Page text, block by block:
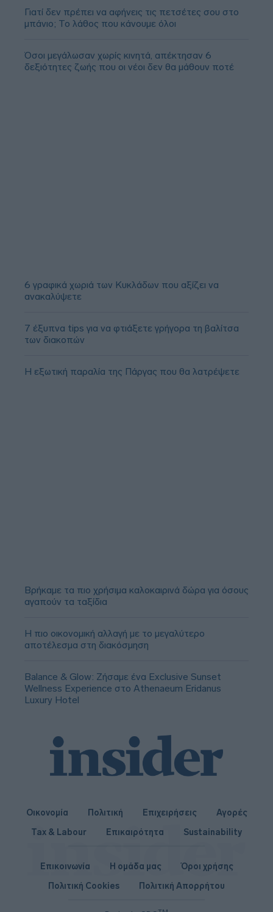
Γιατί δεν πρέπει να αφήνεις τις πετσέτες σου στο
μπάνιο; Το λάθος που κάνουμε όλοι
Όσοι μεγάλωσαν χωρίς κινητά, απέκτησαν 6
δεξιότητες ζωής που οι νέοι δεν θα μάθουν ποτέ
6 γραφικά χωριά των Κυκλάδων που αξίζει να
ανακαλύψετε
7 έξυπνα tips για να φτιάξετε γρήγορα τη βαλίτσα
των διακοπών
Η εξωτική παραλία της Πάργας που θα λατρέψετε
Βρήκαμε τα πιο χρήσιμα καλοκαιρινά δώρα για όσους
αγαπούν τα ταξίδια
Η πιο οικονομική αλλαγή με το μεγαλύτερο
αποτέλεσμα στη διακόσμηση
Balance & Glow: Ζήσαμε ένα Exclusive Sunset
Wellness Experience στο Athenaeum Eridanus
Luxury Hotel
Οικονομία Πολιτική Επιχειρήσεις
Αγορές
Tax & Labour
Επικαιρότητα Sustainability
Επικοινωνία Η ομάδα μας
Όροι χρήσης
Πολιτική Cookies
Πολιτική Απορρήτου